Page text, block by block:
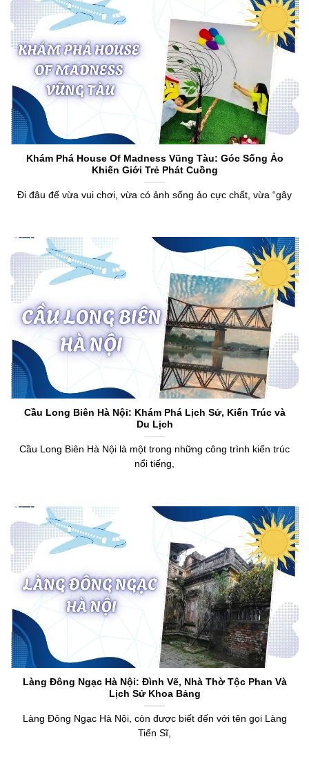
Khám Phá House Of Madness Vũng Tàu: Góc Sống Ảo
Khiến Giới Trẻ Phát Cuồng
Đi đâu để vừa vui chơi, vừa có ảnh sống ảo cực chất, vừa “gây
Cầu Long Biên Hà Nội: Khám Phá Lịch Sử, Kiến Trúc và
Du Lịch
Cầu Long Biên Hà Nội là một trong những công trình kiến trúc
nổi tiếng,
Làng Đông Ngạc Hà Nội: Đình Vẽ, Nhà Thờ Tộc Phan Và
Lịch Sử Khoa Bảng
Làng Đông Ngạc Hà Nội, còn được biết đến với tên gọi Làng
Tiến Sĩ,